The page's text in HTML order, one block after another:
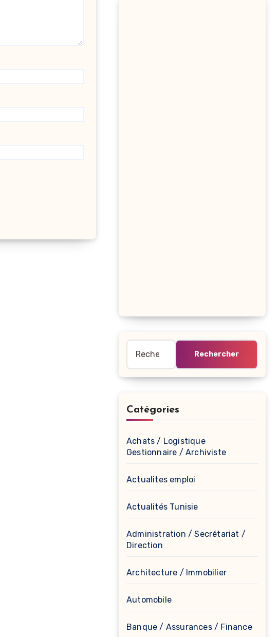
Catégories
Achats / Logistique
Gestionnaire / Archiviste
Actualites emploi
Actualités Tunisie
Administration / Secrétariat /
Direction
Architecture / Immobilier
Automobile
Banque / Assurances / Finance